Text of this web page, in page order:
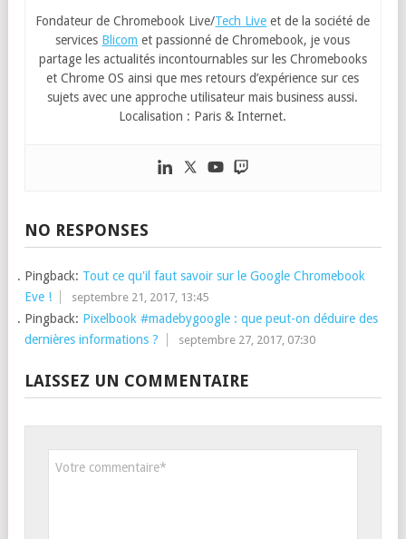
Fondateur de Chromebook Live/Tech Live et de la société de
services Blicom et passionné de Chromebook, je vous
partage les actualités incontournables sur les Chromebooks
et Chrome OS ainsi que mes retours d’expérience sur ces
sujets avec une approche utilisateur mais business aussi.
Localisation : Paris & Internet.
NO RESPONSES
Pingback: Tout ce qu'il faut savoir sur le Google Chromebook
Eve !
septembre 21, 2017, 13:45
Pingback: Pixelbook #madebygoogle : que peut-on déduire des
dernières informations ?
septembre 27, 2017, 07:30
LAISSEZ UN COMMENTAIRE